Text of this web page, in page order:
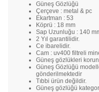
Güneş Gözlüğü
Çerçeve : metal & pc
Ekartman : 53
Köprü : 18 mm
Sap Uzunluğu : 140
2 Yıl garantilidir.
Ce ibarelidir.
Cam : uv400 filtreli
Güneş gözlükleri
Güneş Gözlüğü
gönderilmektedir
Tıbbi ürün değildir.
Güneş gözlüğü